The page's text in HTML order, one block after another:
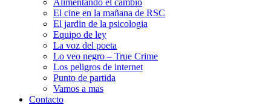
Alimentando el cambio
El cine en la mañana de RSC
El jardin de la psicologia
Equipo de ley
La voz del poeta
Lo veo negro – True Crime
Los peligros de internet
Punto de partida
Vamos a mas
Contacto